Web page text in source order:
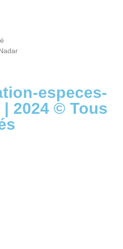
especes-
2024 © Tous